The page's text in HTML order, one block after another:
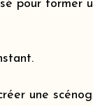
pour former
une